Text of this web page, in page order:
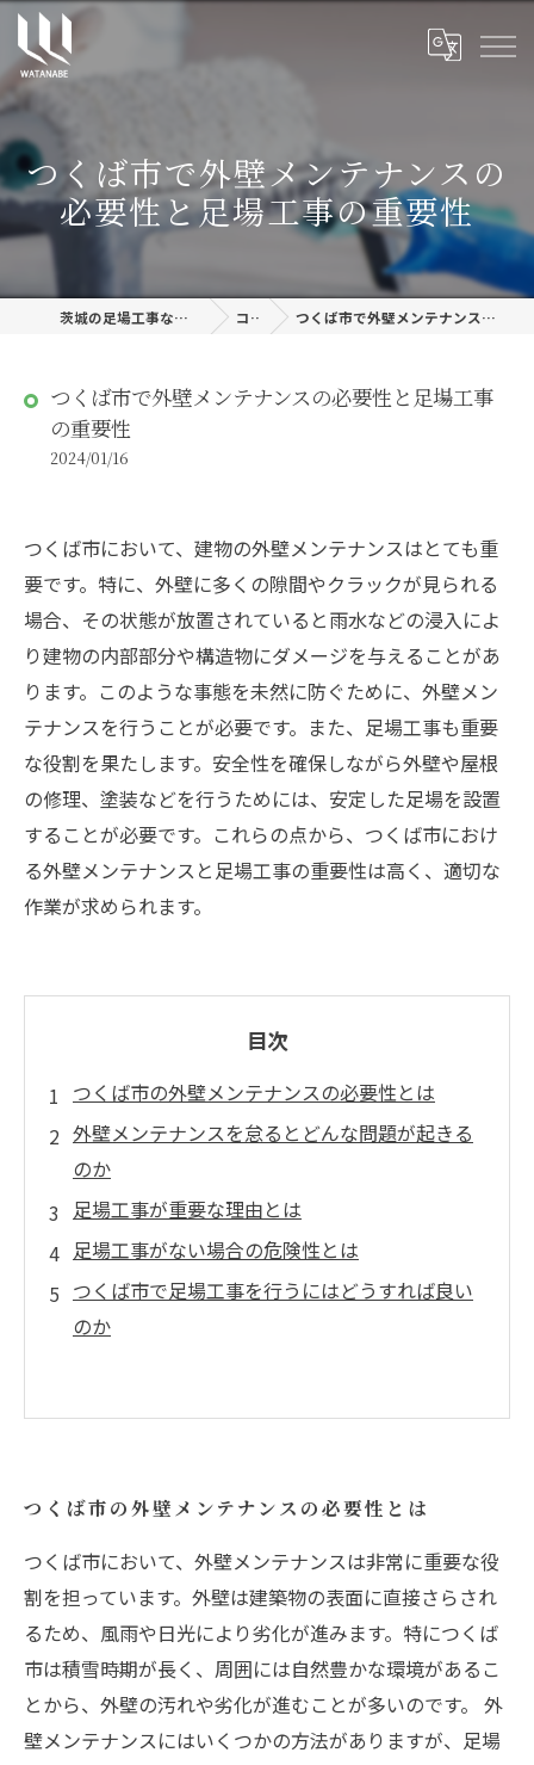
つくば市で外壁メンテナンスの
必要性と足場工事の重要性
茨城の足場工事なら株式会社渡邊建設 コラム つくば市で外壁メンテナンスの必要性と足場工事の重要性
つくば市で外壁メンテナンスの必要性と足場工事
の重要性
2024/01/16
つくば市において、建物の外壁メンテナンスはとても重
要です。特に、外壁に多くの隙間やクラックが見られる
場合、その状態が放置されていると雨水などの浸入によ
り建物の内部部分や構造物にダメージを与えることがあ
ります。このような事態を未然に防ぐために、外壁メン
テナンスを行うことが必要です。また、足場工事も重要
な役割を果たします。安全性を確保しながら外壁や屋根
の修理、塗装などを行うためには、安定した足場を設置
することが必要です。これらの点から、つくば市におけ
る外壁メンテナンスと足場工事の重要性は高く、適切な
作業が求められます。
目次
つくば市の外壁メンテナンスの必要性とは
外壁メンテナンスを怠るとどんな問題が起きる
のか
足場工事が重要な理由とは
足場工事がない場合の危険性とは
つくば市で足場工事を行うにはどうすれば良い
のか
つくば市の外壁メンテナンスの必要性とは
つくば市において、外壁メンテナンスは非常に重要な役
割を担っています。外壁は建築物の表面に直接さらされ
るため、風雨や日光により劣化が進みます。特につくば
市は積雪時期が長く、周囲には自然豊かな環境があるこ
とから、外壁の汚れや劣化が進むことが多いのです。 外
壁メンテナンスにはいくつかの方法がありますが、足場